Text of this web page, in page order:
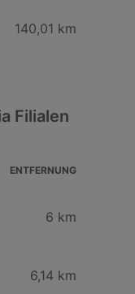
140,01 km
Filialen
ENTFERNUNG
6 km
6,14 km